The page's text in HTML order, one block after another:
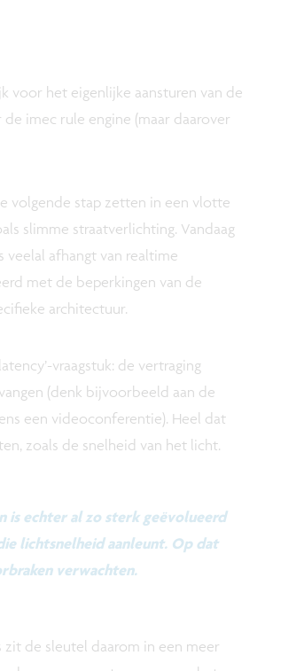
voor het eigenlijke aansturen van de
imec rule engine (maar daarover
volgende stap zetten in een vlotte
slimme straatverlichting. Vandaag
veelal afhangt van realtime
met de beperkingen van de
architectuur.
vraagstuk: de vertraging
(denk bijvoorbeeld aan de
een videoconferentie). Heel dat
zoals de snelheid van het licht.
is echter al zo sterk geëvolueerd
lichtsnelheid aanleunt. Op dat
verwachten.
zit de sleutel daarom in een meer